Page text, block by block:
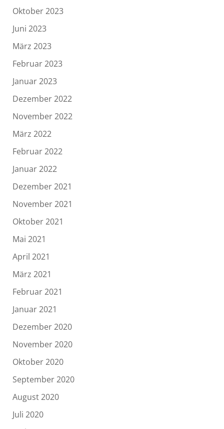
Oktober 2023
Juni 2023
März 2023
Februar 2023
Januar 2023
Dezember 2022
November 2022
März 2022
Februar 2022
Januar 2022
Dezember 2021
November 2021
Oktober 2021
Mai 2021
April 2021
März 2021
Februar 2021
Januar 2021
Dezember 2020
November 2020
Oktober 2020
September 2020
August 2020
Juli 2020